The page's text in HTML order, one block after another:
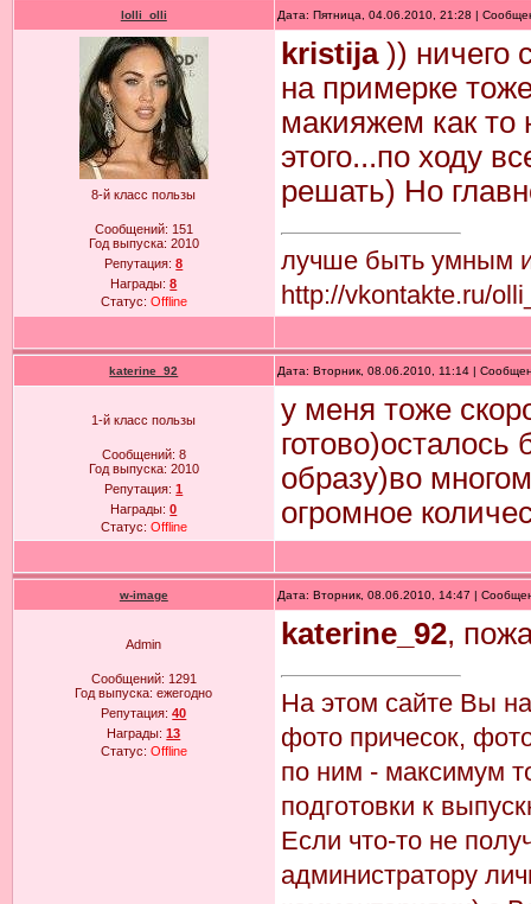
lolli_olli Дата: Пятница, 04.06.2010, 21:28 |
8-й класс пользы
Сообщений: 151
Год выпуска: 2010
Репутация:8
Награды:8
Статус: Offline
kristija)) ничего
на примерке
макияжем как то
этого...по ходу
решать) Но
лучше быть умным и
http://vkontakte.ru/
katerine_92 Дата: Вторник, 08.06.2010, 11:14 |
1-й класс пользы
Сообщений: 8
Год выпуска: 2010
Репутация:1
Награды:0
Статус: Offline
у меня тоже
образу)во
огромное
w-image Дата: Вторник, 08.06.2010, 14:47 |
Admin
Сообщений: 1291
Год выпуска:ежегодно
Репутация:40
Награды:13
Статус: Offline
katerine_92,
На этом сайте Вы
фото причесок,
по ним - максимум
подготовки к
Если что-то не
администратору